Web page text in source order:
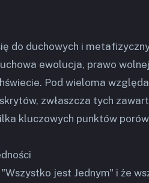
do duchowych i
ewolucja, prawo
Pod wieloma
zwłaszcza tych
kluczowych punktów
jest Jednym" i że